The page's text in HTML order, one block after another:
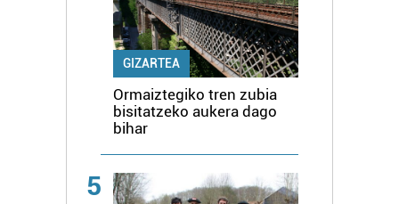
GIZARTEA
Ormaiztegiko tren zubia
bisitatzeko aukera dago
bihar
5